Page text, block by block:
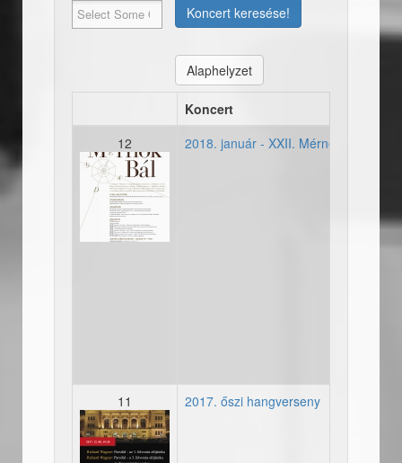
Koncert keresése!
Alaphelyzet
Koncert
12
20180120-mernokbal.jpg
2018. január - XXII. Mérnökbál
11
20171208-
2017. őszi hangverseny